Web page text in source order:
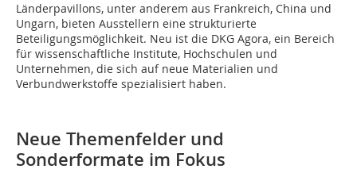
Länderpavillons, unter anderem aus Frankreich, China und
Ungarn, bieten Ausstellern eine strukturierte
Beteiligungsmöglichkeit. Neu ist die DKG Agora, ein Bereich
für wissenschaftliche Institute, Hochschulen und
Unternehmen, die sich auf neue Materialien und
Verbundwerkstoffe spezialisiert haben.
Neue Themenfelder und
Sonderformate im Fokus